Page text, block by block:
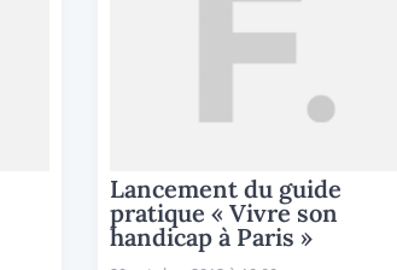
Lancement du guide
pratique « Vivre son
handicap à Paris »